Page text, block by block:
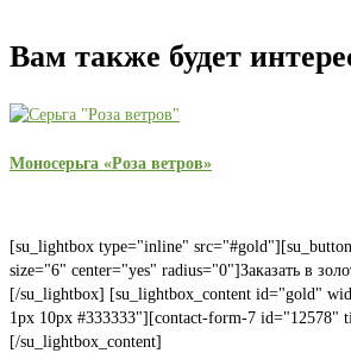
Вам также будет
Моносерьга «Роза ветров»
[su_lightbox type="inline"
size="6" center="yes" radius="0"]Заказать в
[/su_lightbox] [su_lightbox_content id="gold"
1px 10px #333333"][contact-form-7 id="12578"
[/su_lightbox_content]